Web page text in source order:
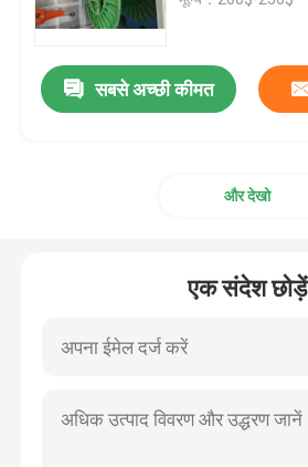
तांबा टपिंग मशीन
कॉपर अपकास्ट मशीन
सबसे अच्छी कीमत
और देखो
एक संदेश छोड़ें